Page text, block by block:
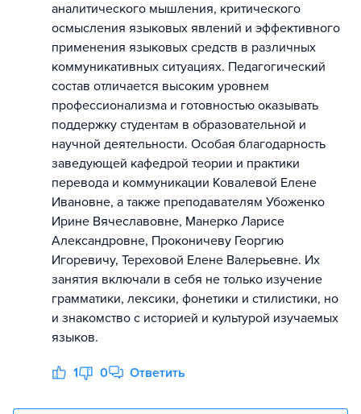
аналитического мышления, критического
осмысления языковых явлений и эффективного
применения языковых средств в различных
коммуникативных ситуациях. Педагогический
состав отличается высоким уровнем
профессионализма и готовностью оказывать
поддержку студентам в образовательной и
научной деятельности. Особая благодарность
заведующей кафедрой теории и практики
перевода и коммуникации Ковалевой Елене
Ивановне, а также преподавателям Убоженко
Ирине Вячеславовне, Манерко Ларисе
Александровне, Проконичеву Георгию
Игоревичу, Тереховой Елене Валерьевне. Их
занятия включали в себя не только изучение
грамматики, лексики, фонетики и стилистики, но
и знакомство с историей и культурой изучаемых
языков.
1 0 Ответить